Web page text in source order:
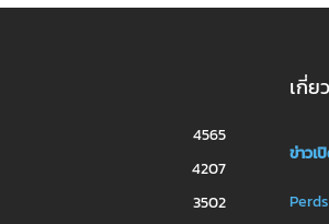
4565
4207
3502
เกี่ย
ข่าวเ